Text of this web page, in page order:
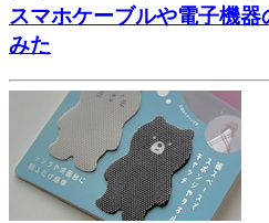
スマホケーブルや電子機
みた